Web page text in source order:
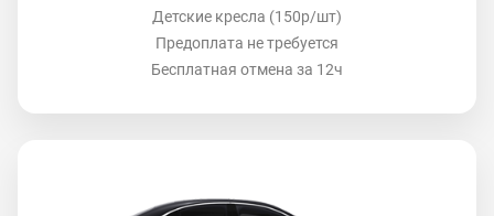
Детские кресла (150р/шт)
Предоплата не требуется
Бесплатная отмена за 12ч